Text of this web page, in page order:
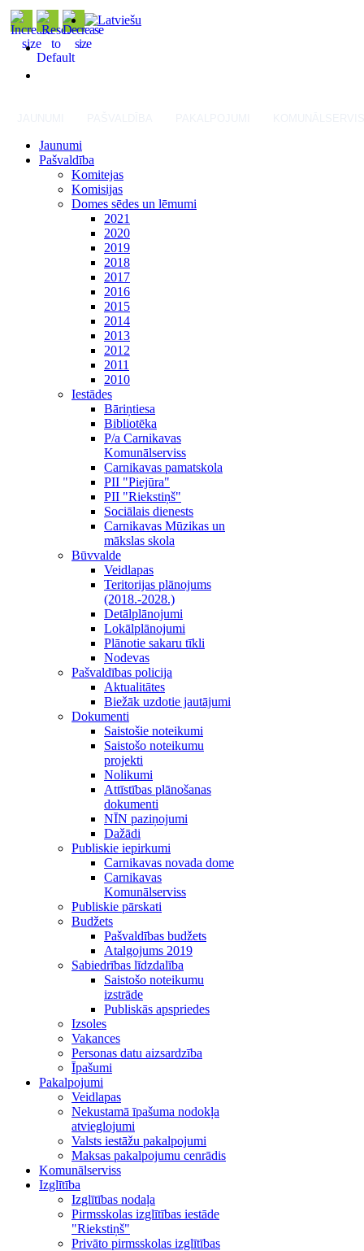
Jaunumi
Pašvaldība
Komitejas
Komisijas
Domes sēdes un lēmumi
2021
2020
2019
2018
2017
2016
2015
2014
2013
2012
2011
2010
Iestādes
Bāriņtiesa
Bibliotēka
P/a Carnikavas
Komunālserviss
Carnikavas pamatskola
PII "Piejūra"
PII "Riekstiņš"
Sociālais dienests
Carnikavas Mūzikas un
mākslas skola
Būvvalde
Veidlapas
Teritorijas plānojums
(2018.-2028.)
Detālplānojumi
Lokālplānojumi
Plānotie sakaru tīkli
Nodevas
Pašvaldības policija
Aktualitātes
Biežāk uzdotie jautājumi
Dokumenti
Saistošie noteikumi
Saistošo noteikumu
projekti
Nolikumi
Attīstības plānošanas
dokumenti
NĪN paziņojumi
Dažādi
Publiskie iepirkumi
Carnikavas novada dome
Carnikavas
Komunālserviss
Publiskie pārskati
Budžets
Pašvaldības budžets
Atalgojums 2019
Sabiedrības līdzdalība
Saistošo noteikumu
izstrāde
Publiskās apspriedes
Izsoles
Vakances
Personas datu aizsardzība
Īpašumi
Pakalpojumi
Veidlapas
Nekustamā īpašuma nodokļa
atvieglojumi
Valsts iestāžu pakalpojumi
Maksas pakalpojumu cenrādis
Komunālserviss
Izglītība
Izglītības nodaļa
Pirmsskolas izglītības iestāde
"Riekstiņš"
Privāto pirmsskolas izglītības